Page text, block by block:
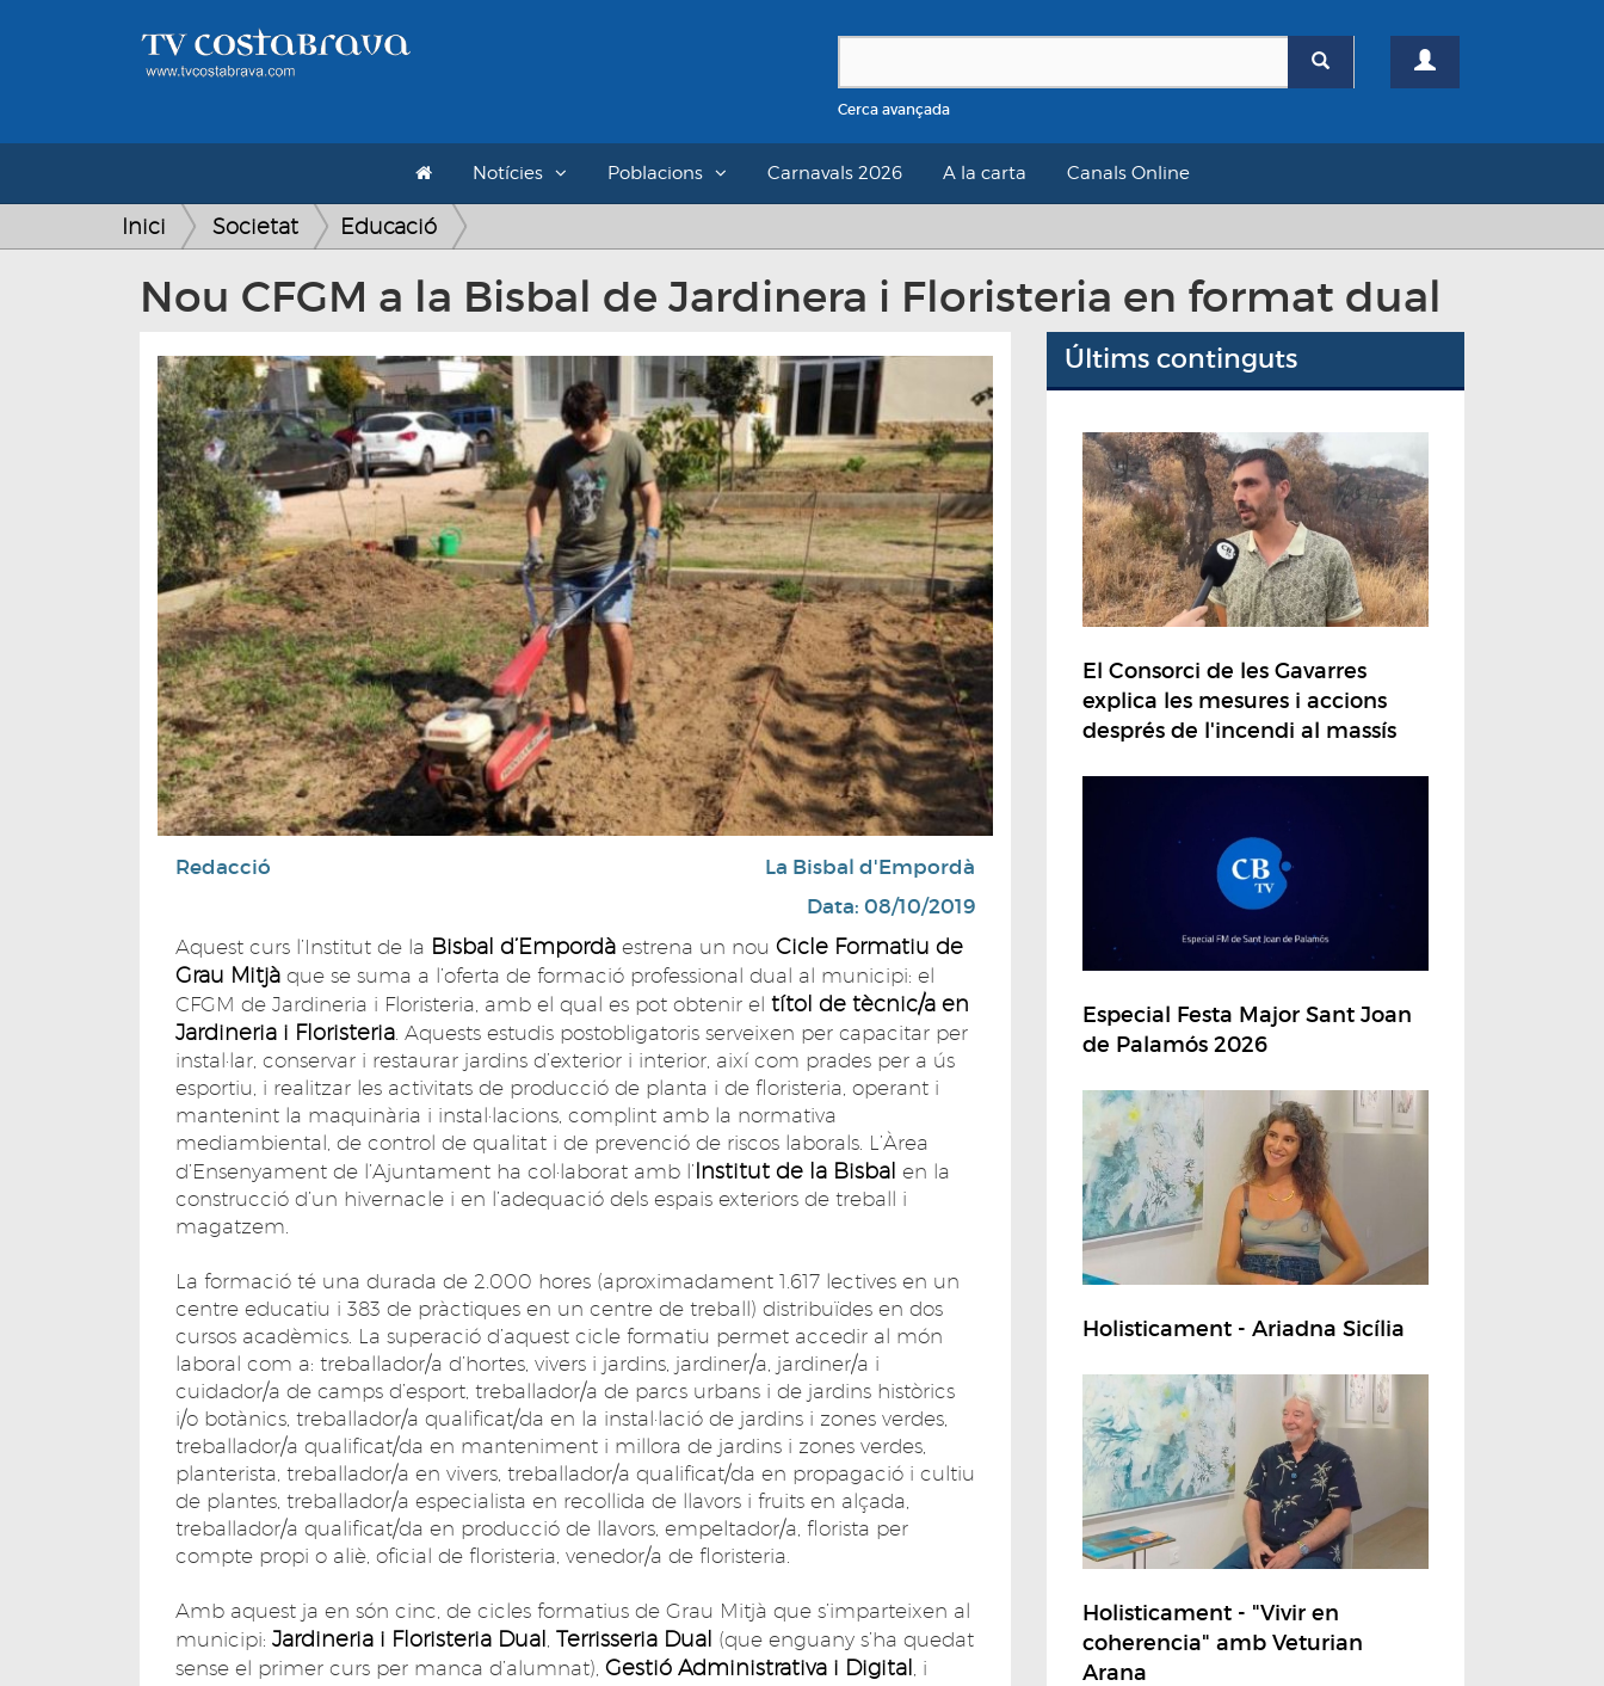
Cerca avançada
Notícies Poblacions Carnavals 2026 A la carta Canals Online
Inici Societat Educació
Nou CFGM a la Bisbal de Jardinera i Floristeria en format dual
Redacció
La Bisbal d'Empordà
Data: 08/10/2019
Aquest curs l’Institut de la Bisbal d’Empordà estrena un nou Cicle Formatiu de
Grau Mitjà que se suma a l’oferta de formació professional dual al municipi: el
CFGM de Jardineria i Floristeria, amb el qual es pot obtenir el títol de tècnic/a en
Jardineria i Floristeria . Aquests estudis postobligatoris serveixen per capacitar per
instal·lar, conservar i restaurar jardins d’exterior i interior, així com prades per a ús
esportiu, i realitzar les activitats de producció de planta i de floristeria, operant i
mantenint la maquinària i instal·lacions, complint amb la normativa
mediambiental, de control de qualitat i de prevenció de riscos laborals. L’Àrea
d’Ensenyament de l’Ajuntament ha col·laborat amb l’Institut de la Bisbal en la
construcció d’un hivernacle i en l’adequació dels espais exteriors de treball i
magatzem.
La formació té una durada de 2.000 hores (aproximadament 1.617 lectives en un
centre educatiu i 383 de pràctiques en un centre de treball) distribuïdes en dos
cursos acadèmics. La superació d’aquest cicle formatiu permet accedir al món
laboral com a: treballador/a d’hortes, vivers i jardins, jardiner/a, jardiner/a i
cuidador/a de camps d’esport, treballador/a de parcs urbans i de jardins històrics
i/o botànics, treballador/a qualificat/da en la instal·lació de jardins i zones verdes,
treballador/a qualificat/da en manteniment i millora de jardins i zones verdes,
planterista, treballador/a en vivers, treballador/a qualificat/da en propagació i cultiu
de plantes, treballador/a especialista en recollida de llavors i fruits en alçada,
treballador/a qualificat/da en producció de llavors, empeltador/a, florista per
compte propi o aliè, oficial de floristeria, venedor/a de floristeria.
Amb aquest ja en són cinc, de cicles formatius de Grau Mitjà que s’imparteixen al
municipi: Jardineria i Floristeria Dual Terrisseria Dual (que enguany s’ha quedat
sense el primer curs per manca d’alumnat), Gestió Administrativa i Digital , i
Últims continguts
El Consorci de les Gavarres
explica les mesures i accions
després de l'incendi al massís
Especial Festa Major Sant Joan
de Palamós 2026
Holisticament - Ariadna Sicília
Holisticament - "Vivir en
coherencia" amb Veturian
Arana